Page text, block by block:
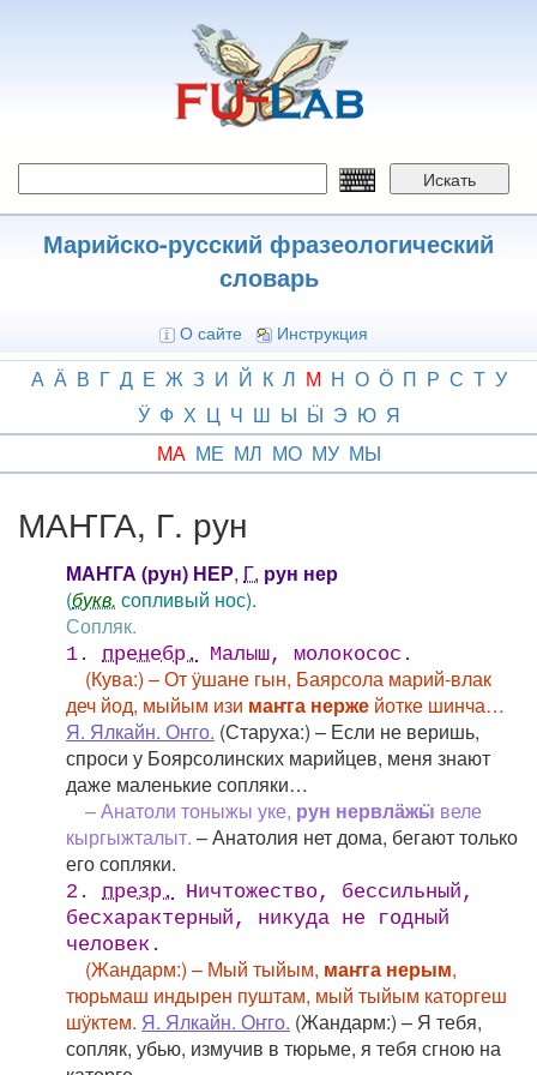
Искать
Марийско-русский фразеологический
словарь
О сайте Инструкция
А Ӓ В Г Д Е Ж З И Й К Л М Н О Ӧ П Р С Т У
Ӱ Ф Х Ц Ч Ш Ы Ӹ Э Ю Я
МА МЕ МЛ МО МУ МЫ
МАҤГА, Г. рун
МАҤГА (рун) НЕР, Г. рун нер
(букв. сопливый нос).
Сопляк.
1. пренебр. Малыш, молокосос.
(Кува:) – От ӱшане гын, Баярсола марий-влак
деч йод, мыйым изи маҥга нерже йотке шинча…
Я. Ялкайн. Оҥго. (Старуха:) – Если не веришь,
спроси у Боярсолинских марийцев, меня знают
даже маленькие сопляки…
– Анатоли тоныжы уке, рун нервлӓжӹ веле
кыргыжталыт. – Анатолия нет дома, бегают только
его сопляки.
2. презр. Ничтожество, бессильный,
бесхарактерный, никуда не годный
человек.
(Жандарм:) – Мый тыйым, маҥга нерым,
тюрьмаш индырен пуштам, мый тыйым каторгеш
шӱктем. Я. Ялкайн. Оҥго. (Жандарм:) – Я тебя,
сопляк, убью, измучив в тюрьме, я тебя сгною на